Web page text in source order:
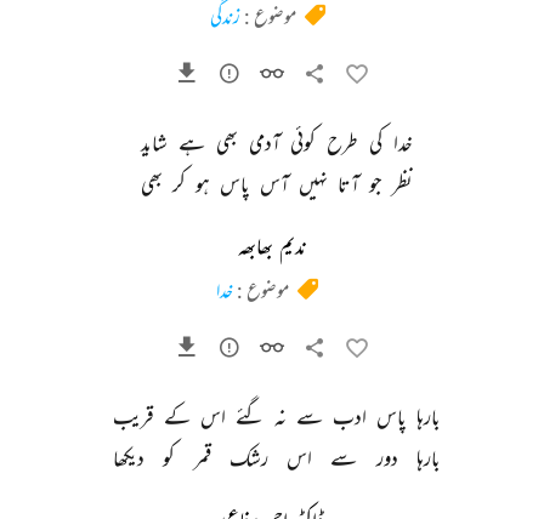
موضوع :زندگی
خدا کی طرح کوئی آدمی بھی ہے شاید
نظر جو آتا نہیں آس پاس ہو کر بھی
ندیم بھابھہ
موضوع :خدا
بارہا پاس ادب سے نہ گئے اس کے قریب
بارہا
دور سے اس رشک قمر کو دیکھا